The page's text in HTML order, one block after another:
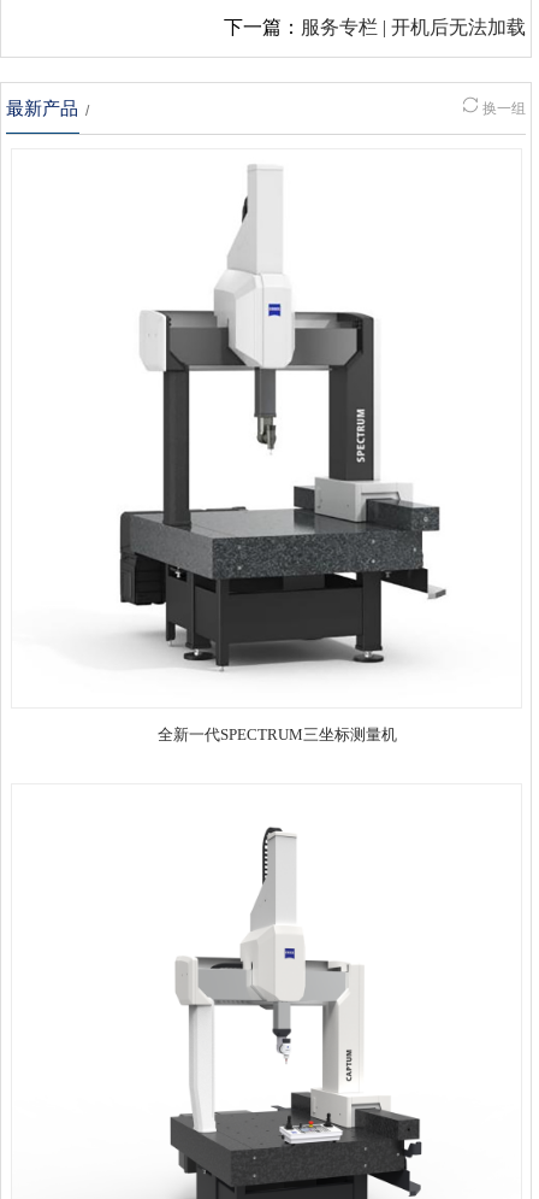
下一篇： 服务专栏 | 开机后无法加载
最新产品 / 换一组
全新一代SPECTRUM三坐标测量机